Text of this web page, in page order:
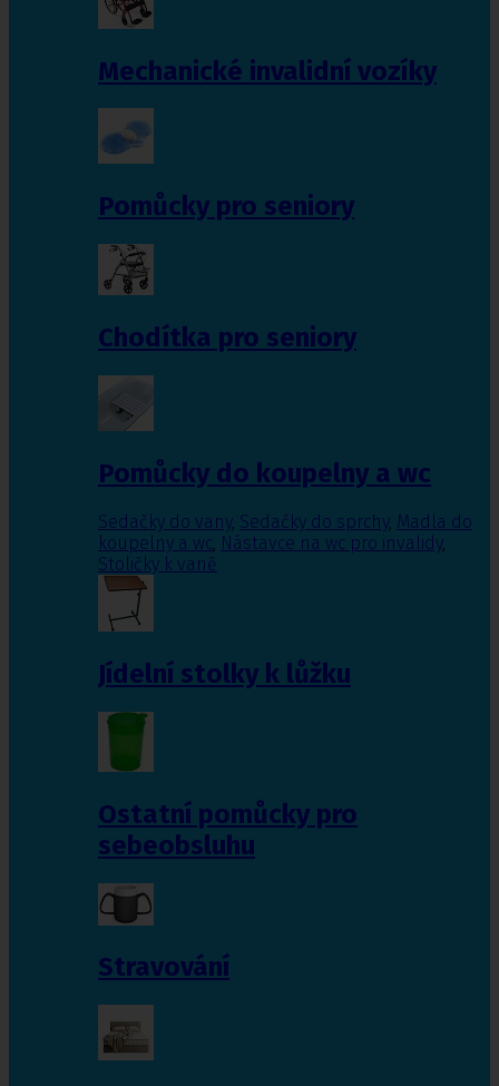
Mechanické invalidní vozíky
Pomůcky pro seniory
Chodítka pro seniory
Pomůcky do koupelny a wc
Sedačky do vany, Sedačky do sprchy, Madla do
koupelny a wc, Nástavce na wc pro invalidy,
Stoličky k vaně
Jídelní stolky k lůžku
Ostatní pomůcky pro
sebeobsluhu
Stravování